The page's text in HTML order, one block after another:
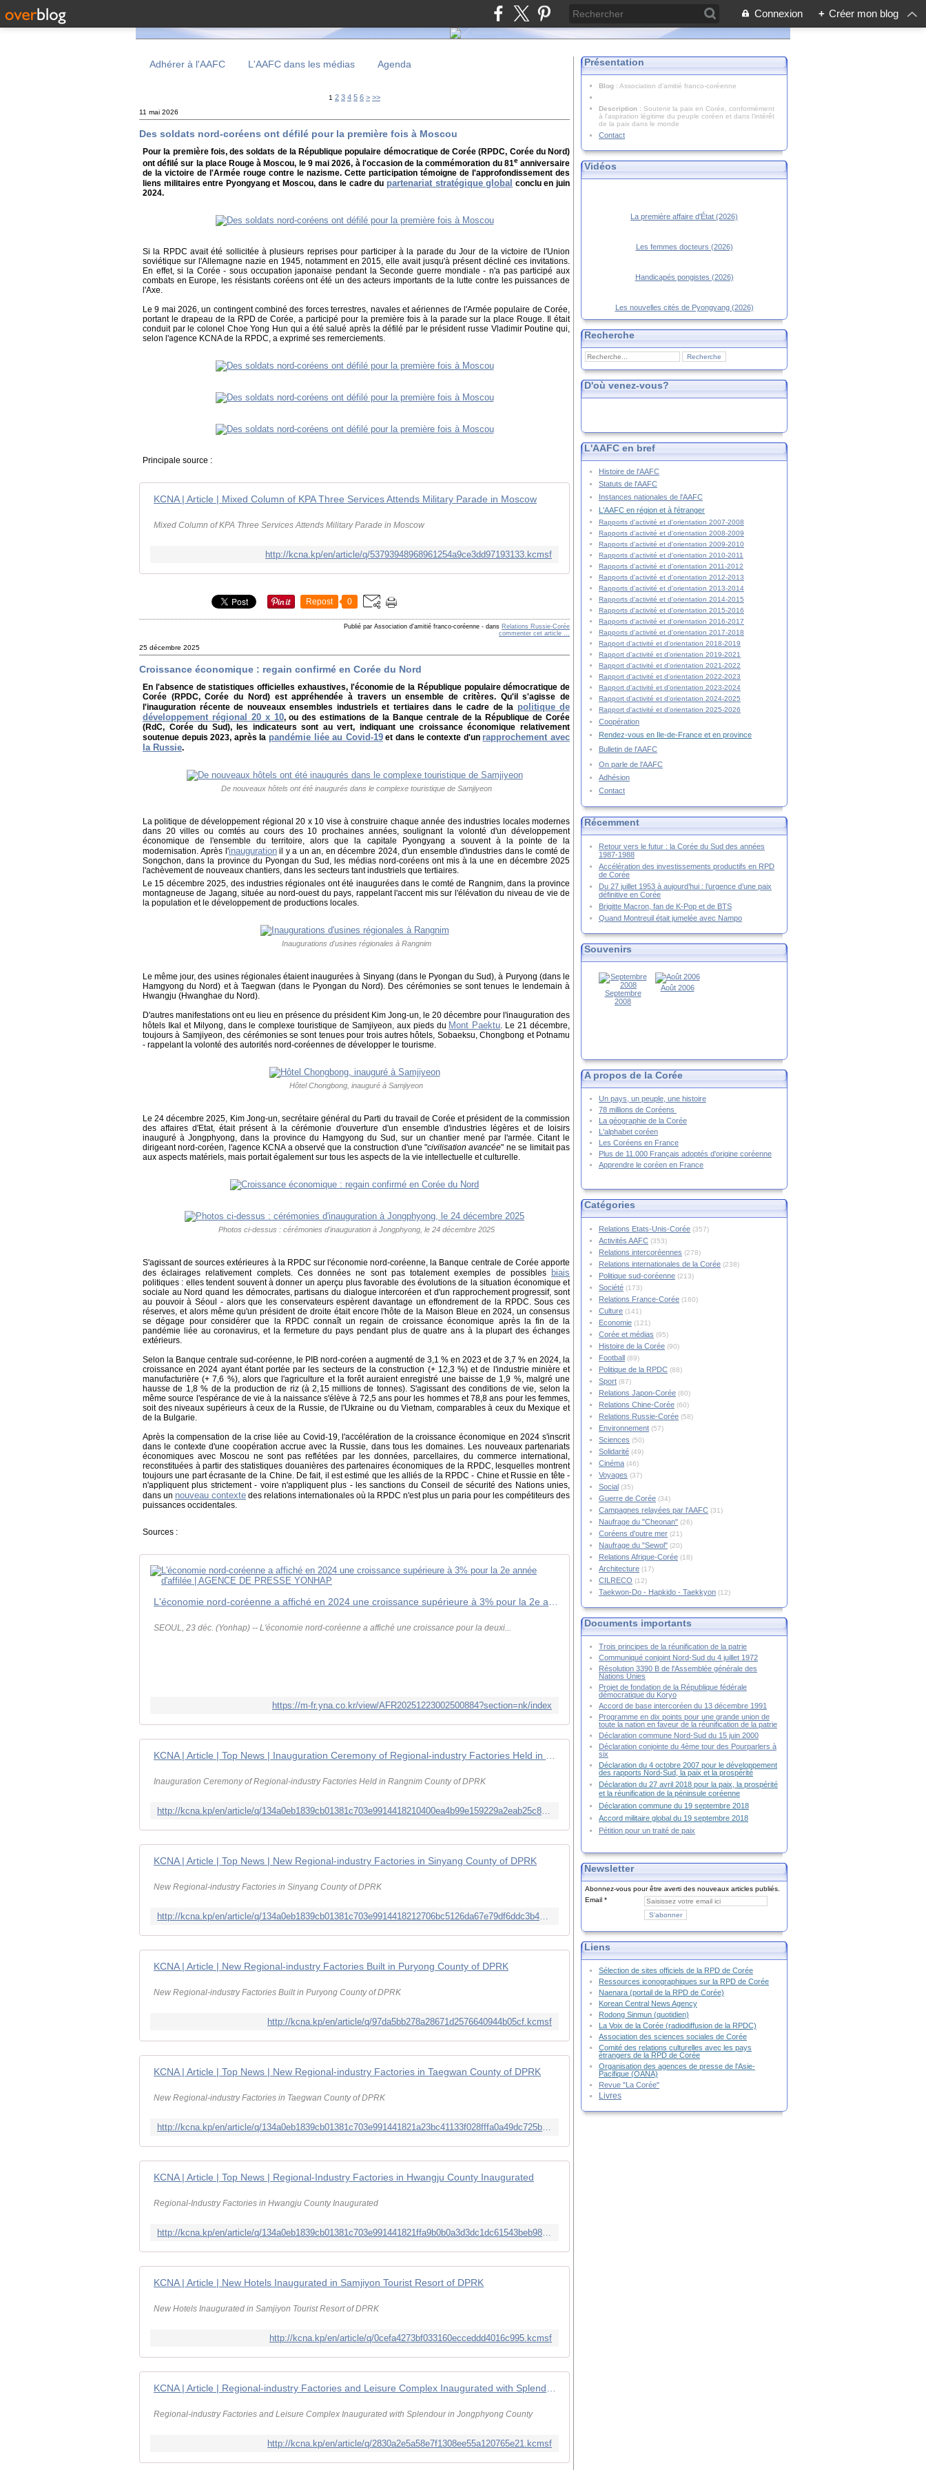
Connexion + Créer mon blog
Adhérer à l'AAFC L'AAFC dans les médias Agenda
1 2 3 4 5 6 > >>
11 mai 2026
Des soldats nord-coréens ont défilé pour la première fois à Moscou
Pour la première fois, des soldats de la République populaire démocratique de Corée (RPDC, Corée du Nord)
ont défilé sur la place Rouge à Moscou, le 9 mai 2026, à l'occasion de la commémoration du 81eanniversaire
de la victoire de l'Armée rouge contre le nazisme. Cette participation témoigne de l'approfondissement des
liens militaires entre Pyongyang et Moscou, dans le cadre du partenariat stratégique global conclu en juin
2024.
Si la RPDC avait été sollicitée à plusieurs reprises pour participer à la parade du Jour de la victoire de l'Union
soviétique sur l'Allemagne nazie en 1945, notamment en 2015, elle avait jusqu'à présent décliné ces invitations.
En effet, si la Corée - sous occupation japonaise pendant la Seconde guerre mondiale - n'a pas participé aux
combats en Europe, les résistants coréens ont été un des acteurs importants de la lutte contre les puissances de
l'Axe.
Le 9 mai 2026, un contingent combiné des forces terrestres, navales et aériennes de l'Armée populaire de Corée,
portant le drapeau de la RPD de Corée, a participé pour la première fois à la parade sur la place Rouge. Il était
conduit par le colonel Choe Yong Hun qui a été salué après la défilé par le président russe Vladimir Poutine qui,
selon l'agence KCNA de la RPDC, a exprimé ses remerciements.
Principale source :
KCNA | Article | Mixed Column of KPA Three Services Attends Military Parade in Moscow
Mixed Column of KPA Three Services Attends Military Parade in Moscow
http://kcna.kp/en/article/q/53793948968961254a9ce3dd97193133.kcmsf
Repost 0
Publié par Association d'amitié franco-coréenne - dans Relations Russie-Corée
commenter cet article …
25 décembre 2025
Croissance économique : regain confirmé en Corée du Nord
En l'absence de statistiques officielles exhaustives, l'économie de la République populaire démocratique de
Corée (RPDC, Corée du Nord) est appréhendée à travers un ensemble de critères. Qu'il s'agisse de
l'inauguration récente de nouveaux ensembles industriels et tertiaires dans le cadre de la politique de
développement régional 20 x 10, ou des estimations de la Banque centrale de la République de Corée
(RdC, Corée du Sud), les indicateurs sont au vert, indiquant une croissance économique relativement
soutenue depuis 2023, après la pandémie liée au Covid-19et dans le contexte d'un rapprochement avec
la Russie.
De nouveaux hôtels ont été inaugurés dans le complexe touristique de Samjiyeon
La politique de développement régional 20 x 10 vise à construire chaque année des industries locales modernes
dans 20 villes ou comtés au cours des 10 prochaines années, soulignant la volonté d'un développement
économique de l'ensemble du territoire, alors que la capitale Pyongyang a souvent à la pointe de la
modernisation. Après l'inaugurationil y a un an, en décembre 2024, d'un ensemble d'industries dans le comté de
Songchon, dans la province du Pyongan du Sud, les médias nord-coréens ont mis à la une en décembre 2025
l'achèvement de nouveaux chantiers, dans les secteurs tant industriels que tertiaires.
Le 15 décembre 2025, des industries régionales ont été inaugurées dans le comté de Rangnim, dans la province
montagneuse de Jagang, située au nord-ouest du pays, rappelant l'accent mis sur l'élévation du niveau de vie de
la population et le développement de productions locales.
Inaugurations d'usines régionales à Rangnim
Le même jour, des usines régionales étaient inaugurées à Sinyang (dans le Pyongan du Sud), à Puryong (dans le
Hamgyong du Nord) et à Taegwan (dans le Pyongan du Nord). Des cérémonies se sont tenues le lendemain à
Hwangju (Hwanghae du Nord).
D'autres manifestations ont eu lieu en présence du président Kim Jong-un, le 20 décembre pour l'inauguration des
hôtels Ikal et Milyong, dans le complexe touristique de Samjiyeon, aux pieds du Mont Paektu. Le 21 décembre,
toujours à Samjiyeon, des cérémonies se sont tenues pour trois autres hôtels, Sobaeksu, Chongbong et Potnamu
- rappelant la volonté des autorités nord-coréennes de développer le tourisme.
Hôtel Chongbong, inauguré à Samjiyeon
Le 24 décembre 2025, Kim Jong-un, secrétaire général du Parti du travail de Corée et président de la commission
des affaires d'Etat, était présent à la cérémonie d'ouverture d'un ensemble d'industries légères et de loisirs
inauguré à Jongphyong, dans la province du Hamgyong du Sud, sur un chantier mené par l'armée. Citant le
dirigeant nord-coréen, l'agence KCNA a observé que la construction d'une "civilisation avancée" ne se limitait pas
aux aspects matériels, mais portait également sur tous les aspects de la vie intellectuelle et culturelle.
Photos ci-dessus : cérémonies d'inauguration à Jongphyong, le 24 décembre 2025
S'agissant de sources extérieures à la RPDC sur l'économie nord-coréenne, la Banque centrale de Corée apporte
des éclairages relativement complets. Ces données ne sont pas totalement exemples de possibles
biais
politiques : elles tendent souvent à donner un aperçu plus favorable des évolutions de la situation économique et
sociale au Nord quand les démocrates, partisans du dialogue intercoréen et d'un rapprochement progressif, sont
au pouvoir à Séoul - alors que les conservateurs espèrent davantage un effondrement de la RPDC. Sous ces
réserves, et alors même qu'un président de droite était encore l'hôte de la Maison Bleue en 2024, un consensus
se dégage pour considérer que la RPDC connaît un regain de croissance économique après la fin de la
pandémie liée au coronavirus, et la fermeture du pays pendant plus de quatre ans à la plupart des échanges
extérieurs.
Selon la Banque centrale sud-coréenne, le PIB nord-coréen a augmenté de 3,1 % en 2023 et de 3,7 % en 2024, la
croissance en 2024 ayant étant portée par les secteurs de la construction (+ 12,3 %) et de l'industrie minière et
manufacturière (+ 7,6 %), alors que l'agriculture et la forêt auraient enregistré une baisse de 1,9 %, malgré une
hausse de 1,8 % de la production de riz (à 2,15 millions de tonnes). S'agissant des conditions de vie, selon la
même source l'espérance de vie à la naissance s'élève à 72,5 ans pour les hommes et 78,8 ans pour les femmes,
soit des niveaux supérieurs à ceux de la Russie, de l'Ukraine ou du Vietnam, comparables à ceux du Mexique et
de la Bulgarie.
Après la compensation de la crise liée au Covid-19, l'accélération de la croissance économique en 2024 s'inscrit
dans le contexte d'une coopération accrue avec la Russie, dans tous les domaines. Les nouveaux partenariats
économiques avec Moscou ne sont pas reflétées par les données, parcellaires, du commerce international,
reconstituées à partir des statistiques douanières des partenaires économiques de la RPDC, lesquelles montrent
toujours une part écrasante de la Chine. De fait, il est estimé que les alliés de la RPDC - Chine et Russie en tête -
n'appliquent plus strictement - voire n'appliquent plus - les sanctions du Conseil de sécurité des Nations unies,
dans un nouveau contexte des relations internationales où la RPDC n'est plus un paria pour les compétiteurs des
puissances occidentales.
Sources :
L'économie nord-coréenne a affiché en 2024 une croissance supérieure à 3% pour la 2e année d'affilée | AGENCE DE PRESSE YONHAP
SEOUL, 23 déc. (Yonhap) -- L'économie nord-coréenne a affiché une croissance pour la deuxi...
https://m-fr.yna.co.kr/view/AFR20251223002500884?section=nk/index
KCNA | Article | Top News | Inauguration Ceremony of Regional-industry Factories Held in Rangnim County of DPRK
Inauguration Ceremony of Regional-industry Factories Held in Rangnim County of DPRK
http://kcna.kp/en/article/q/134a0eb1839cb01381c703e9914418210400ea4b99e159229a2eab25c8b2a139.kcmsf
KCNA | Article | Top News | New Regional-industry Factories in Sinyang County of DPRK
New Regional-industry Factories in Sinyang County of DPRK
http://kcna.kp/en/article/q/134a0eb1839cb01381c703e9914418212706bc5126da67e79df6ddc3b40ea52f.kcmsf
KCNA | Article | New Regional-industry Factories Built in Puryong County of DPRK
New Regional-industry Factories Built in Puryong County of DPRK
http://kcna.kp/en/article/q/97da5bb278a28671d2576640944b05cf.kcmsf
KCNA | Article | Top News | New Regional-industry Factories in Taegwan County of DPRK
New Regional-industry Factories in Taegwan County of DPRK
http://kcna.kp/en/article/q/134a0eb1839cb01381c703e991441821a23bc41133f028fffa0a49dc725b073f.kcmsf
KCNA | Article | Top News | Regional-Industry Factories in Hwangju County Inaugurated
Regional-Industry Factories in Hwangju County Inaugurated
http://kcna.kp/en/article/q/134a0eb1839cb01381c703e991441821ffa9b0b0a3d3dc1dc61543beb982eea4.kcmsf
KCNA | Article | New Hotels Inaugurated in Samjiyon Tourist Resort of DPRK
New Hotels Inaugurated in Samjiyon Tourist Resort of DPRK
http://kcna.kp/en/article/q/0cefa4273bf033160ecceddd4016c995.kcmsf
KCNA | Article | Regional-industry Factories and Leisure Complex Inaugurated with Splendour in Jongphyong County
Regional-industry Factories and Leisure Complex Inaugurated with Splendour in Jongphyong County
http://kcna.kp/en/article/q/2830a2e5a58e7f1308ee55a120765e21.kcmsf
Présentation
Blog : Association d'amitié franco-coréenne
Description : Soutenir la paix en Corée, conformément
à l'aspiration légitime du peuple coréen et dans l’intérêt
de la paix dans le monde
Contact
Vidéos
La première affaire d'État (2026)
Les femmes docteurs (2026)
Handicapés pongistes (2026)
Les nouvelles cités de Pyongyang (2026)
Recherche
D'où venez-vous?
L'AAFC en bref
Histoire de l'AAFC
Statuts de l'AAFC
Instances nationales de l'AAFC
L'AAFC en région et à l'étranger
Rapports d'activité et d'orientation 2007-2008
Rapports d'activité et d'orientation 2008-2009
Rapports d'activité et d'orientation 2009-2010
Rapports d'activité et d'orientation 2010-2011
Rapports d'activité et d'orientation 2011-2012
Rapports d'activité et d'orientation 2012-2013
Rapports d'activité et d'orientation 2013-2014
Rapports d'activité et d'orientation 2014-2015
Rapports d'activité et d'orientation 2015-2016
Rapports d'activité et d'orientation 2016-2017
Rapports d'activité et d'orientation 2017-2018
Rapport d'activité et d'orientation 2018-2019
Rapport d'activité et d'orientation 2019-2021
Rapport d'activité et d'orientation 2021-2022
Rapport d'activité et d'orientation 2022-2023
Rapport d'activité et d'orientation 2023-2024
Rapport d'activité et d'orientation 2024-2025
Rapport d'activité et d'orientation 2025-2026
Coopération
Rendez-vous en Ile-de-France et en province
Bulletin de l'AAFC
On parle de l'AAFC
Adhésion
Contact
Récemment
Retour vers le futur : la Corée du Sud des années
1987-1988
Accélération des investissements productifs en RPD
de Corée
Du 27 juillet 1953 à aujourd’hui : l’urgence d’une paix
définitive en Corée
Brigitte Macron, fan de K-Pop et de BTS
Quand Montreuil était jumelée avec Nampo
Souvenirs
Septembre
2008
Août 2006
A propos de la Corée
Un pays, un peuple, une histoire
78 millions de Coréens
La géographie de la Corée
L'alphabet coréen
Les Coréens en France
Plus de 11.000 Français adoptés d'origine coréenne
Apprendre le coréen en France
Catégories
Relations Etats-Unis-Corée (357)
Activités AAFC (353)
Relations intercoréennes (278)
Relations internationales de la Corée (238)
Politique sud-coréenne (213)
Société (173)
Relations France-Corée (160)
Culture (141)
Economie (121)
Corée et médias (95)
Histoire de la Corée (90)
Football (89)
Politique de la RPDC (88)
Sport (87)
Relations Japon-Corée (80)
Relations Chine-Corée (60)
Relations Russie-Corée (58)
Environnement (57)
Sciences (50)
Solidarité (49)
Cinéma (46)
Voyages (37)
Social (35)
Guerre de Corée (34)
Campagnes relayées par l'AAFC (31)
Naufrage du "Cheonan" (26)
Coréens d'outre mer (21)
Naufrage du "Sewol" (20)
Relations Afrique-Corée (18)
Architecture (17)
CILRECO (12)
Taekwon-Do - Hapkido - Taekkyon (12)
Documents importants
Trois principes de la réunification de la patrie
Communiqué conjoint Nord-Sud du 4 juillet 1972
Résolution 3390 B de l'Assemblée générale des
Nations Unies
Projet de fondation de la République fédérale
démocratique du Koryo
Accord de base intercoréen du 13 décembre 1991
Programme en dix points pour une grande union de
toute la nation en faveur de la réunification de la patrie
Déclaration commune Nord-Sud du 15 juin 2000
Déclaration conjointe du 4ème tour des Pourparlers à
six
Déclaration du 4 octobre 2007 pour le développement
des rapports Nord-Sud, la paix et la prospérité
Déclaration du 27 avril 2018 pour la paix, la prospérité
et la réunification de la péninsule coréenne
Déclaration commune du 19 septembre 2018
Accord militaire global du 19 septembre 2018
Pétition pour un traité de paix
Newsletter
Abonnez-vous pour être averti des nouveaux articles publiés.
Email
Liens
Sélection de sites officiels de la RPD de Corée
Ressources iconographiques sur la RPD de Corée
Naenara (portail de la RPD de Corée)
Korean Central News Agency
Rodong Sinmun (quotidien)
La Voix de la Corée (radiodiffusion de la RPDC)
Association des sciences sociales de Corée
Comité des relations culturelles avec les pays
étrangers de la RPD de Corée
Organisation des agences de presse de l'Asie-
Pacifique (OANA)
Revue "La Corée"
Livres